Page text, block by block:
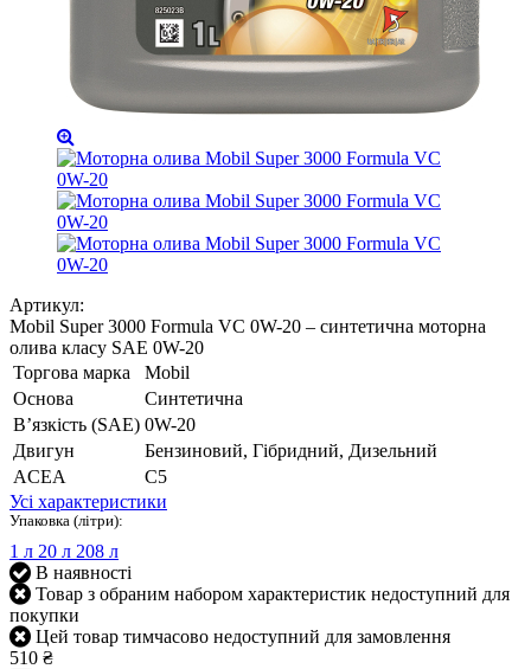
Артикул:
Mobil Super 3000 Formula VC 0W-20 – синтетична моторна
олива класу SAE 0W-20
Торгова марка
Mobil
Основа
Синтетична
В’язкість (SAE) 0W-20
Двигун
Бензиновий, Гібридний, Дизельний
ACEA
C5
Усі характеристики
Упаковка (літри):
1 л 20 л 208 л
В наявності
Товар з обраним набором характеристик недоступний для
покупки
Цей товар тимчасово недоступний для замовлення
510 ₴